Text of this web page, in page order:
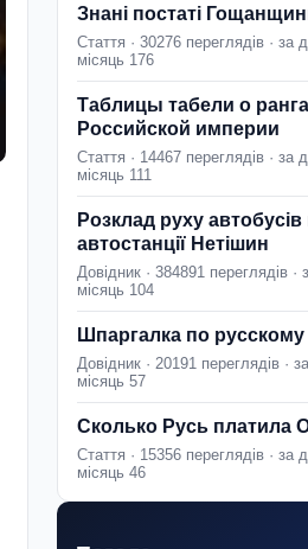
Знані постаті
Стаття · 30276 переглядів · за
місяць 176
Таблицы табели о
Российской империи
Стаття · 14467 переглядів · за
місяць 111
Розклад руху автобусів
автостанції Нетішин
Довідник · 384891 переглядів ·
місяць 104
Шпаргалка по
Довідник · 20191 переглядів ·
місяць 57
Сколько Русь платила
Стаття · 15356 переглядів · за
місяць 46